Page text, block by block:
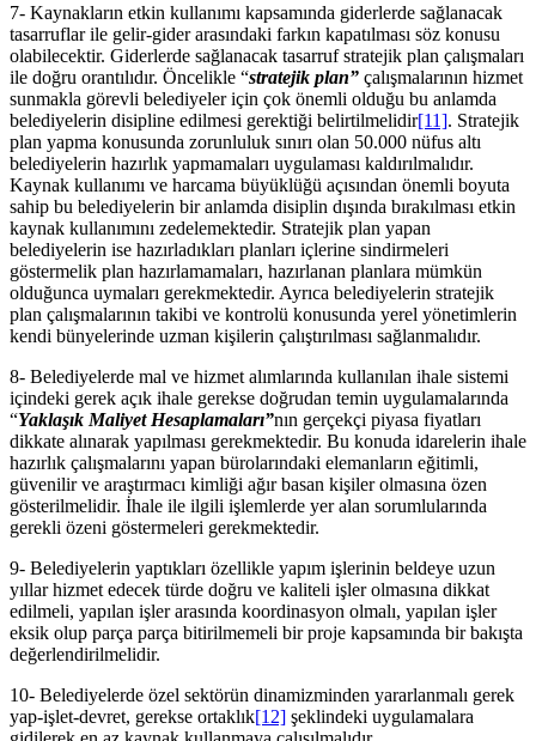
7- Kaynakların etkin kullanımı kapsamında giderlerde sağlanacak
tasarruflar ile gelir-gider arasındaki farkın kapatılması söz konusu
olabilecektir. Giderlerde sağlanacak tasarruf stratejik plan çalışmaları
ile doğru orantılıdır. Öncelikle “stratejik plan” çalışmalarının hizmet
sunmakla görevli belediyeler için çok önemli olduğu bu anlamda
belediyelerin disipline edilmesi gerektiği belirtilmelidir[11]. Stratejik
plan yapma konusunda zorunluluk sınırı olan 50.000 nüfus altı
belediyelerin hazırlık yapmamaları uygulaması kaldırılmalıdır.
Kaynak kullanımı ve harcama büyüklüğü açısından önemli boyuta
sahip bu belediyelerin bir anlamda disiplin dışında bırakılması etkin
kaynak kullanımını zedelemektedir. Stratejik plan yapan
belediyelerin ise hazırladıkları planları içlerine sindirmeleri
göstermelik plan hazırlamamaları, hazırlanan planlara mümkün
olduğunca uymaları gerekmektedir. Ayrıca belediyelerin stratejik
plan çalışmalarının takibi ve kontrolü konusunda yerel yönetimlerin
kendi bünyelerinde uzman kişilerin çalıştırılması sağlanmalıdır.
8- Belediyelerde mal ve hizmet alımlarında kullanılan ihale sistemi
içindeki gerek açık ihale gerekse doğrudan temin uygulamalarında
“Yaklaşık Maliyet Hesaplamaları”nın gerçekçi piyasa fiyatları
dikkate alınarak yapılması gerekmektedir. Bu konuda idarelerin ihale
hazırlık çalışmalarını yapan bürolarındaki elemanların eğitimli,
güvenilir ve araştırmacı kimliği ağır basan kişiler olmasına özen
gösterilmelidir. İhale ile ilgili işlemlerde yer alan sorumlularında
gerekli özeni göstermeleri gerekmektedir.
9- Belediyelerin yaptıkları özellikle yapım işlerinin beldeye uzun
yıllar hizmet edecek türde doğru ve kaliteli işler olmasına dikkat
edilmeli, yapılan işler arasında koordinasyon olmalı, yapılan işler
eksik olup parça parça bitirilmemeli bir proje kapsamında bir bakışta
değerlendirilmelidir.
10- Belediyelerde özel sektörün dinamizminden yararlanmalı gerek
yap-işlet-devret, gerekse ortaklık[12] şeklindeki uygulamalara